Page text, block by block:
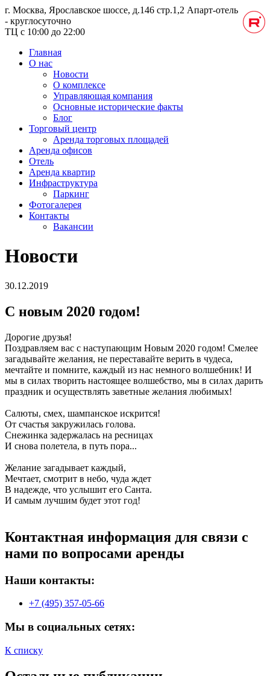
г. Москва, Ярославское шоссе, д.146 стр.1,2 Апарт-отель
- круглосуточно
ТЦ с 10:00 до 22:00
Главная
О нас
Новости
О комплексе
Управляющая компания
Основные исторические факты
Блог
Торговый центр
Аренда торговых площадей
Аренда офисов
Отель
Аренда квартир
Инфраструктура
Паркинг
Фотогалерея
Контакты
Вакансии
Новости
30.12.2019
С новым 2020 годом!
Дорогие друзья!
Поздравляем вас с наступающим Новым 2020 годом! Смелее
загадывайте желания, не переставайте верить в чудеса,
мечтайте и помните, каждый из нас немного волшебник! И
мы в силах творить настоящее волшебство, мы в силах дарить
праздник и осуществлять заветные желания любимых!
Салюты, смех, шампанское искрится!
От счастья закружилась голова.
Снежинка задержалась на ресницах
И снова полетела, в путь пора...
Желание загадывает каждый,
Мечтает, смотрит в небо, чуда ждет
В надежде, что услышит его Санта.
И самым лучшим будет этот год!
Контактная информация для связи с
нами по вопросами аренды
Наши контакты:
+7 (495) 357-05-66
Мы в социальных сетях:
К списку